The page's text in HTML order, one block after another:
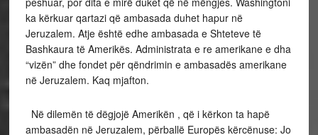
ka kërkuar qartazi që ambasada duhet hapur në
Jeruzalem. Atje është edhe ambasada e Shteteve të
Bashkaura të Amerikës. Administrata e re amerikane e dha
“vizën” dhe fondet për qëndrimin e ambasadës amerikane
në Jeruzalem. Kaq mjafton.
Në dilemën të dëgjojë Amerikën , që i kërkon ta hapë
ambasadën në Jeruzalem, përballë Europës kërcënuse: Jo